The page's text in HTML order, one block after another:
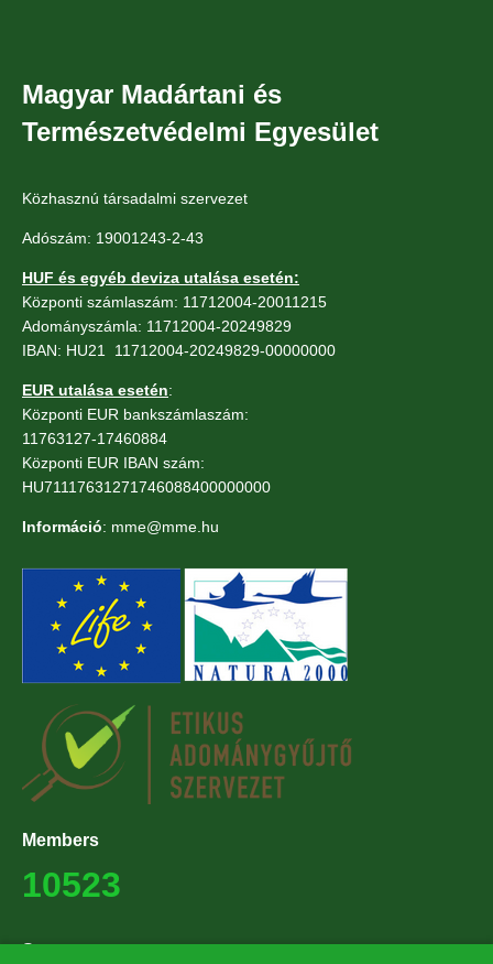
Magyar Madártani és
Természetvédelmi Egyesület
Közhasznú társadalmi szervezet
Adószám: 19001243-2-43
HUF és egyéb deviza utalása esetén:
Központi számlaszám: 11712004-20011215
Adományszámla: 11712004-20249829
IBAN: HU21 11712004-20249829-00000000
EUR utalása esetén:
Központi EUR bankszámlaszám:
11763127-17460884
Központi EUR IBAN szám:
HU71117631271746088400000000
Információ: mme@mme.hu
Members
10523
Supporters